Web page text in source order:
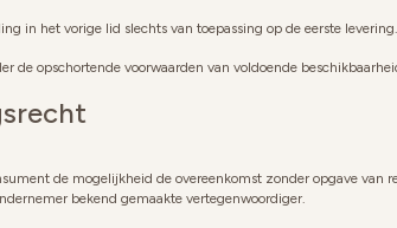
in het vorige lid slechts van toepassing op de eerste levering.
de opschortende voorwaarden van voldoende
de mogelijkheid de overeenkomst zonder opgave
bekend gemaakte vertegenwoordiger.